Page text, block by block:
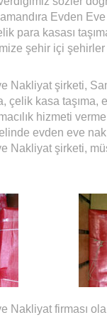
Evden
para kasası
şehir içi
Nakliyat şirketi,
çelik kasa
hizmeti
evden eve
Nakliyat şirketi,
Nakliyat firması